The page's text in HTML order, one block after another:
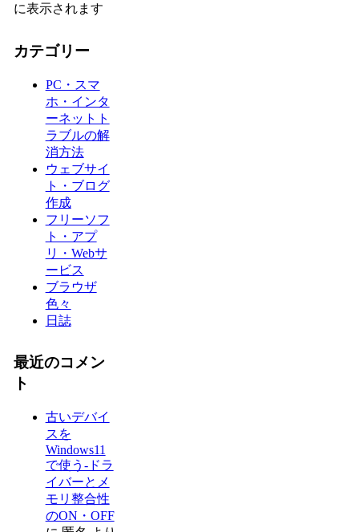
に表示されます
カテゴリー
PC・スマ
ホ・インタ
ーネットト
ラブルの解
消方法
ウェブサイ
ト・ブログ
作成
フリーソフ
ト・アプ
リ・Webサ
ービス
ブラウザ
色々
日誌
最近のコメン
ト
古いデバイ
スを
Windows11
で使う-ドラ
イバーとメ
モリ整合性
のON・OFF